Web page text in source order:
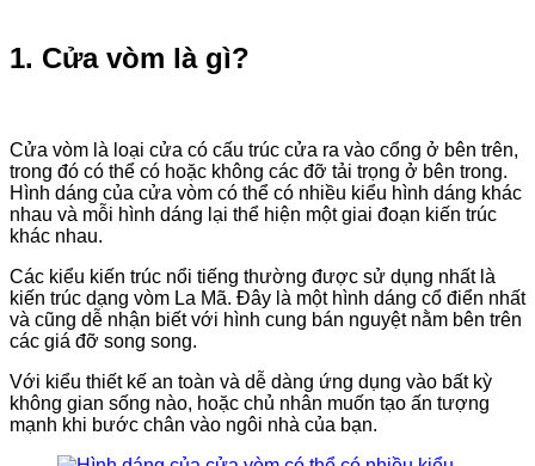
1. Cửa vòm là gì?
Cửa vòm là loại cửa có cấu trúc cửa ra vào cổng ở bên trên,
trong đó có thể có hoặc không các đỡ tải trọng ở bên trong.
Hình dáng của cửa vòm có thể có nhiều kiểu hình dáng khác
nhau và mỗi hình dáng lại thể hiện một giai đoạn kiến trúc
khác nhau.
Các kiểu kiến trúc nổi tiếng thường được sử dụng nhất là
kiến trúc dạng vòm La Mã. Đây là một hình dáng cổ điển nhất
và cũng dễ nhận biết với hình cung bán nguyệt nằm bên trên
các giá đỡ song song.
Với kiểu thiết kế an toàn và dễ dàng ứng dụng vào bất kỳ
không gian sống nào, hoặc chủ nhân muốn tạo ấn tượng
mạnh khi bước chân vào ngôi nhà của bạn.